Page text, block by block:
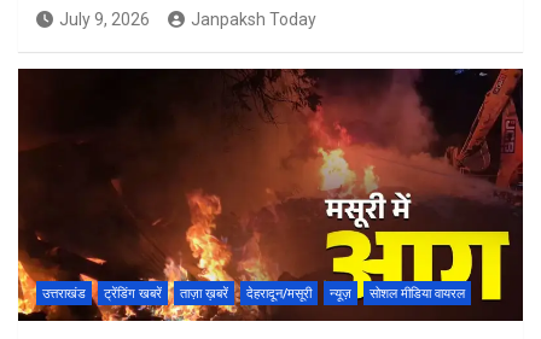
July 9, 2026 Janpaksh Today
उत्तराखंड ट्रेंडिंग खबरें ताज़ा ख़बरें देहरादून/मसूरी न्यूज़ सोशल मीडिया वायरल